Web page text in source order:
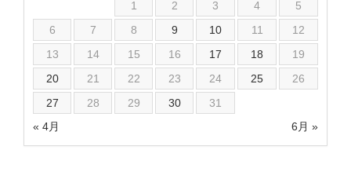
« 4月 6月 »
1 2 3 4
5
6
7 8 9 10 11
12
13
14 15 16 17 18
19
20
21 22 23 24 25
26
27
28 29 30 31